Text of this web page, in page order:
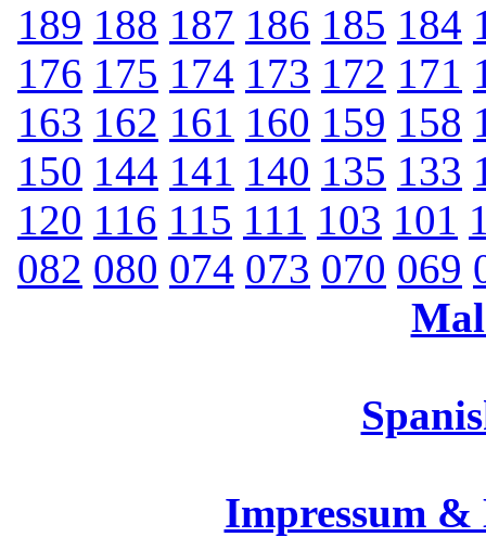
189 188 187 186 185 184
176 175 174 173 172 171
163 162 161 160 159 158
150 144 141 140 135 133
120 116 115 111 103 101
082 080 074 073 070 069
Impressum